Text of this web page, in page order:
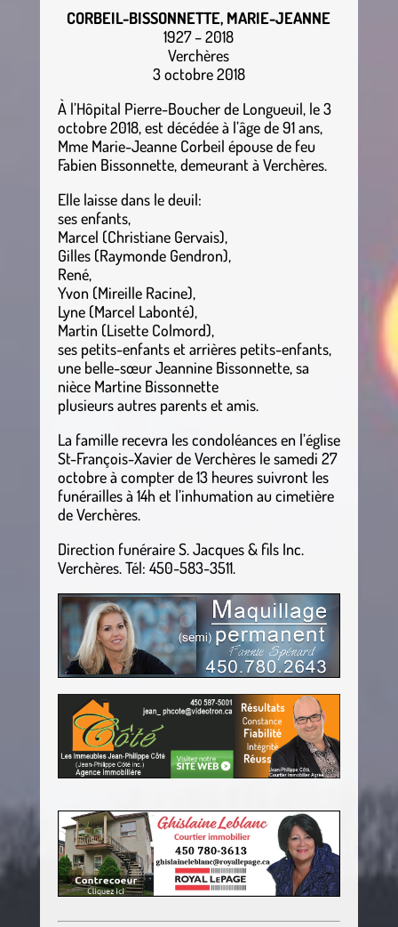
CORBEIL-BISSONNETTE, MARIE-JEANNE
1927 – 2018
Verchères
3 octobre 2018
À l’Hôpital Pierre-Boucher de Longueuil, le 3
octobre 2018, est décédée à l’âge de 91 ans,
Mme Marie-Jeanne Corbeil épouse de feu
Fabien Bissonnette, demeurant à Verchères.
Elle laisse dans le deuil:
ses enfants,
Marcel (Christiane Gervais),
Gilles (Raymonde Gendron),
René,
Yvon (Mireille Racine),
Lyne (Marcel Labonté),
Martin (Lisette Colmord),
ses petits-enfants et arrières petits-enfants,
une belle-sœur Jeannine Bissonnette, sa
nièce Martine Bissonnette
plusieurs autres parents et amis.
La famille recevra les condoléances en l’église
St-François-Xavier de Verchères le samedi 27
octobre à compter de 13 heures suivront les
funérailles à 14h et l’inhumation au cimetière
de Verchères.
Direction funéraire S. Jacques & fils Inc.
Verchères. Tél: 450-583-3511.